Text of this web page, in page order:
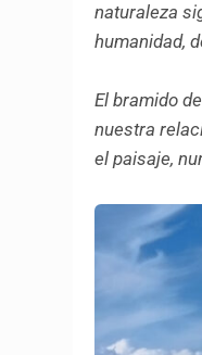
naturaleza
humanidad,
El bramido
nuestra
el paisaje,